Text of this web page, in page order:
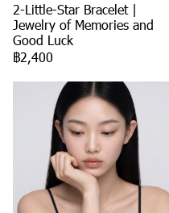
2-Little-Star Bracelet |
Jewelry of Memories and
Good Luck
฿2,400